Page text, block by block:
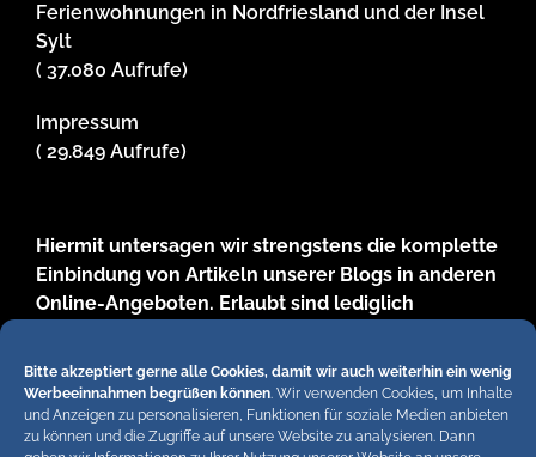
Bitte akzeptiert gerne alle Cookies, damit wir auch weiterhin ein wenig
Werbeeinnahmen begrüßen können. Wir verwenden Cookies, um Inhalte
und Anzeigen zu personalisieren, Funktionen für soziale Medien anbieten
zu können und die Zugriffe auf unsere Website zu analysieren. Dann
Ferienwohnungen in Nordfriesland und der Insel
Sylt
( 37.080 Aufrufe)
Impressum
( 29.849 Aufrufe)
Hiermit untersagen wir strengstens die komplette
Einbindung von Artikeln unserer Blogs in anderen
Online-Angeboten. Erlaubt sind lediglich
zum ganzen Artikel in unseren Blogs. Wir
behalten uns bei Verstössen rechtliche Schritte
vor. Die Redaktion!